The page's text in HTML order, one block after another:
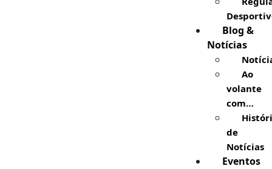
Blog &
Notícias
Ao
volante
com…
de
Notícias
Eventos